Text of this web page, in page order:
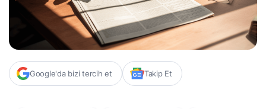
Google'da bizi tercih et Takip Et